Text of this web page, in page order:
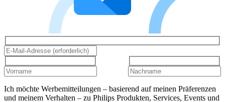
Ich möchte Werbemitteilungen – basierend auf meinen Präferenzen
und meinem Verhalten – zu Philips Produkten, Services, Events und